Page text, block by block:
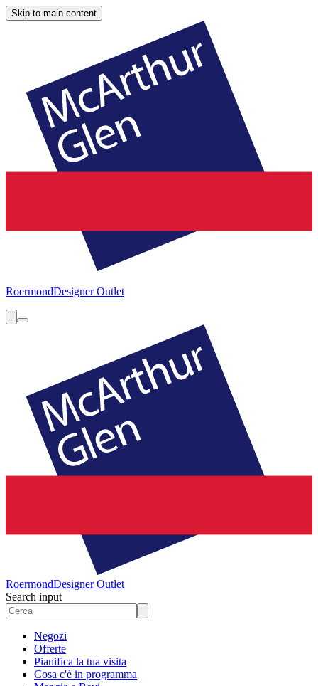
Skip to main content
RoermondDesigner Outlet
RoermondDesigner Outlet
Search input
Negozi
Offerte
Pianifica la tua visita
Cosa c'è in programma